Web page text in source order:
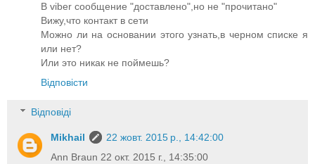
В viber сообщение "доставлено",но не "прочитано"
Вижу,что контакт в сети
Можно ли на основании этого узнать,в черном списке я
или нет?
Или это никак не поймешь?
Відповісти
Відповіді
Mikhail
22 жовт. 2015 р., 14:42:00
Ann Braun 22 окт. 2015 г., 14:35:00